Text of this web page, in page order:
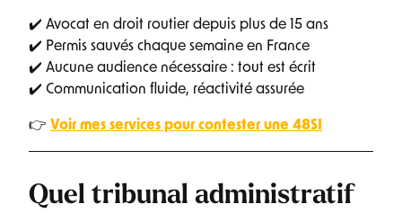
✔️ Avocat en droit routier depuis plus de 15 ans
✔️ Permis sauvés chaque semaine en France
✔️ Aucune audience nécessaire : tout est écrit
✔️ Communication fluide, réactivité assurée
👉 Voir mes services pour contester une 48SI
Quel tribunal administratif